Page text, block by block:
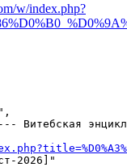
w/index.php?
Витебская
2026]"